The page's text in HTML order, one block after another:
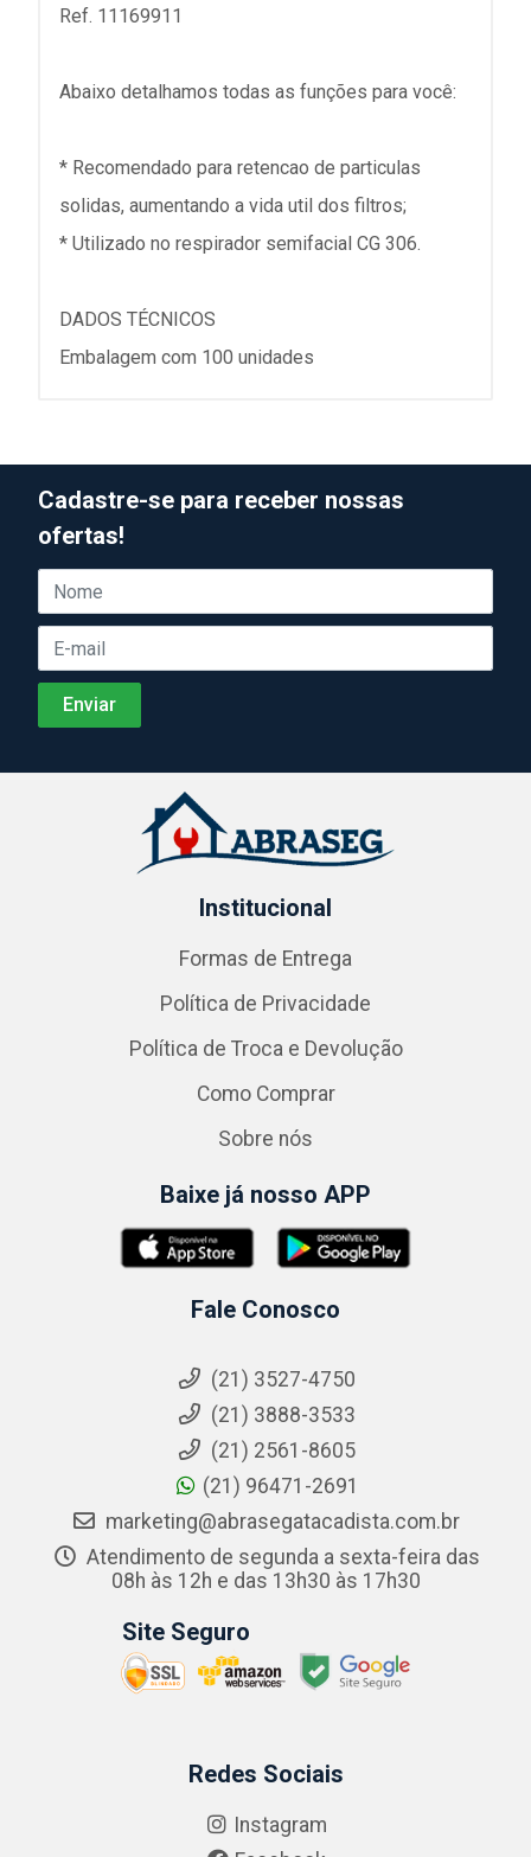
Ref. 11169911
Abaixo detalhamos todas as funções para você:
* Recomendado para retencao de particulas
solidas, aumentando a vida util dos filtros;
* Utilizado no respirador semifacial CG 306.
DADOS TÉCNICOS
Embalagem com 100 unidades
Cadastre-se para receber nossas
ofertas!
Institucional
Formas de Entrega
Política de Privacidade
Política de Troca e Devolução
Como Comprar
Sobre nós
Baixe já nosso APP
Fale Conosco
(21) 3527-4750
(21) 3888-3533
(21) 2561-8605
(21) 96471-2691
marketing@abrasegatacadista.com.br
Atendimento de segunda a sexta-feira das
08h às 12h e das 13h30 às 17h30
Site Seguro
Redes Sociais
Instagram